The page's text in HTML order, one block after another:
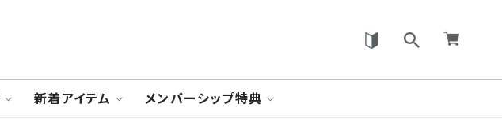
新着アイテム メンバーシップ特典